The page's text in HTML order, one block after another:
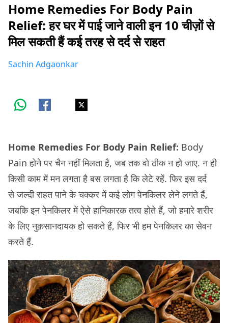
Home Remedies For Body Pain
Relief: हर घर में पाई जाने वाली इन 10 चीज़ों से
मिल सकती हैं कई तरह से दर्द से राहत
Sachin Adgaonkar
Home Remedies For Body Pain Relief: Body
Pain होने पर चैन नहीं मिलता है, जब तक वो ठीक न हो जाए. न ही
किसी काम में मन लगता है बस लगता है कि लेटे रहें. फिर इस दर्द
से जल्दी राहत पाने के चक्कर में कई लोग पेनकिलर लेने लगते हैं,
जबकि इन पेनकिलर में ऐसे हानिकारक तत्व होते हैं, जो हमारे शरीर
के लिए नुक़सानदायक हो सकते हैं, फिर भी हम पेनकिलर का सेवन
करते हैं.